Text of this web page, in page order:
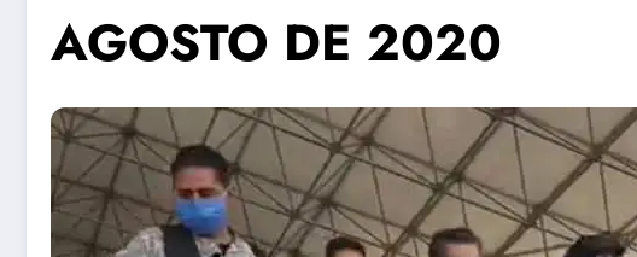
AGOSTO DE 2020